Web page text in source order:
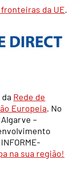
da UE.
Rede de
Europeia. No
–
na sua região!